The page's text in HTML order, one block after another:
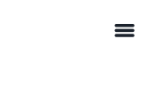
menu